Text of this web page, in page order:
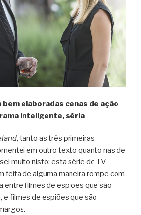
elaboradas cenas de ação
inteligente, séria
, tanto as três primeiras
em outro texto quanto nas de
muito nisto: esta série de TV
feita de alguma maneira rompe com
entre filmes de espiões que são
e filmes de espiões que são